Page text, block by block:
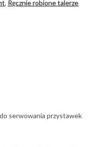
, Ręcznie robione talerze
serwowania przystawek